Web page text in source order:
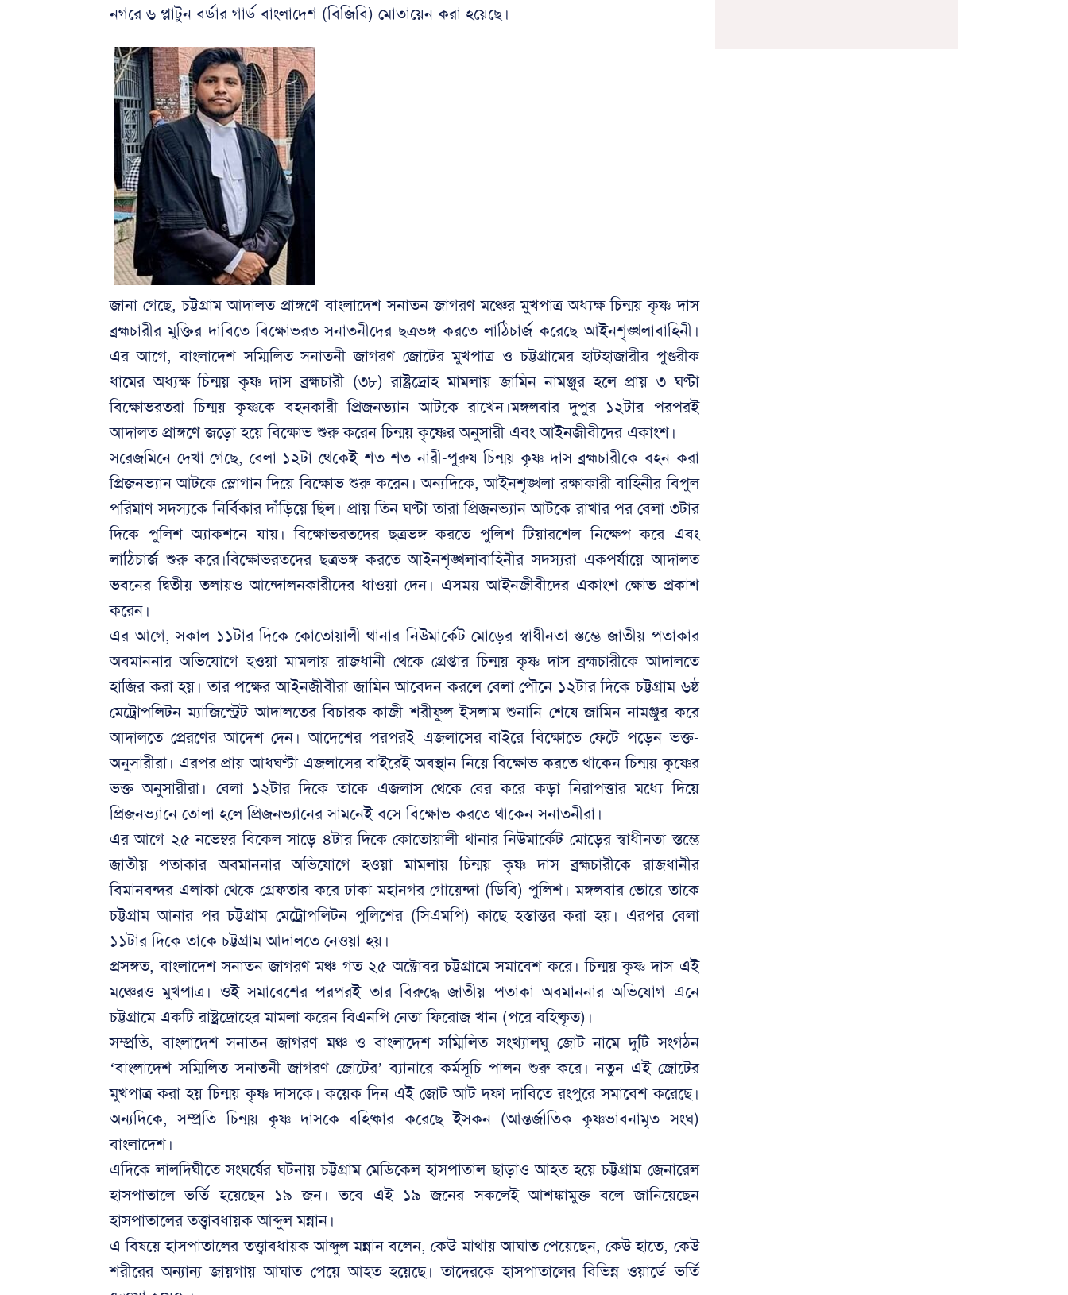
নগরে ৬ প্লাটুন বর্ডার গার্ড বাংলাদেশ (বিজিবি) মোতায়েন করা হয়েছে।
জানা গেছে, চট্টগ্রাম আদালত প্রাঙ্গণে বাংলাদেশ সনাতন জাগরণ মঞ্চের মুখপাত্র অধ্যক্ষ চিন্ময় কৃষ্ণ দাস
ব্রহ্মচারীর মুক্তির দাবিতে বিক্ষোভরত সনাতনীদের ছত্রভঙ্গ করতে লাঠিচার্জ করেছে আইনশৃঙ্খলাবাহিনী।
এর আগে, বাংলাদেশ সম্মিলিত সনাতনী জাগরণ জোটের মুখপাত্র ও চট্টগ্রামের হাটহাজারীর পুণ্ডরীক
ধামের অধ্যক্ষ চিন্ময় কৃষ্ণ দাস ব্রহ্মচারী (৩৮) রাষ্ট্রদ্রোহ মামলায় জামিন নামঞ্জুর হলে প্রায় ৩ ঘণ্টা
বিক্ষোভরতরা চিন্ময় কৃষ্ণকে বহনকারী প্রিজনভ্যান আটকে রাখেন।মঙ্গলবার দুপুর ১২টার পরপরই
আদালত প্রাঙ্গণে জড়ো হয়ে বিক্ষোভ শুরু করেন চিন্ময় কৃষ্ণের অনুসারী এবং আইনজীবীদের একাংশ।
সরেজমিনে দেখা গেছে, বেলা ১২টা থেকেই শত শত নারী-পুরুষ চিন্ময় কৃষ্ণ দাস ব্রহ্মচারীকে বহন করা
প্রিজনভ্যান আটকে স্লোগান দিয়ে বিক্ষোভ শুরু করেন। অন্যদিকে, আইনশৃঙ্খলা রক্ষাকারী বাহিনীর বিপুল
পরিমাণ সদস্যকে নির্বিকার দাঁড়িয়ে ছিল। প্রায় তিন ঘণ্টা তারা প্রিজনভ্যান আটকে রাখার পর বেলা ৩টার
দিকে পুলিশ অ্যাকশনে যায়। বিক্ষোভরতদের ছত্রভঙ্গ করতে পুলিশ টিয়ারশেল নিক্ষেপ করে এবং
লাঠিচার্জ শুরু করে।বিক্ষোভরতদের ছত্রভঙ্গ করতে আইনশৃঙ্খলাবাহিনীর সদস্যরা একপর্যায়ে আদালত
ভবনের দ্বিতীয় তলায়ও আন্দোলনকারীদের ধাওয়া দেন। এসময় আইনজীবীদের একাংশ ক্ষোভ প্রকাশ
করেন।
এর আগে, সকাল ১১টার দিকে কোতোয়ালী থানার নিউমার্কেট মোড়ের স্বাধীনতা স্তম্ভে জাতীয় পতাকার
অবমাননার অভিযোগে হওয়া মামলায় রাজধানী থেকে গ্রেপ্তার চিন্ময় কৃষ্ণ দাস ব্রহ্মচারীকে আদালতে
হাজির করা হয়। তার পক্ষের আইনজীবীরা জামিন আবেদন করলে বেলা পৌনে ১২টার দিকে চট্টগ্রাম ৬ষ্ঠ
মেট্রোপলিটন ম্যাজিস্ট্রেট আদালতের বিচারক কাজী শরীফুল ইসলাম শুনানি শেষে জামিন নামঞ্জুর করে
আদালতে প্রেরণের আদেশ দেন। আদেশের পরপরই এজলাসের বাইরে বিক্ষোভে ফেটে পড়েন ভক্ত-
অনুসারীরা। এরপর প্রায় আধঘণ্টা এজলাসের বাইরেই অবস্থান নিয়ে বিক্ষোভ করতে থাকেন চিন্ময় কৃষ্ণের
ভক্ত অনুসারীরা। বেলা ১২টার দিকে তাকে এজলাস থেকে বের করে কড়া নিরাপত্তার মধ্যে দিয়ে
প্রিজনভ্যানে তোলা হলে প্রিজনভ্যানের সামনেই বসে বিক্ষোভ করতে থাকেন সনাতনীরা।
এর আগে ২৫ নভেম্বর বিকেল সাড়ে ৪টার দিকে কোতোয়ালী থানার নিউমার্কেট মোড়ের স্বাধীনতা স্তম্ভে
জাতীয় পতাকার অবমাননার অভিযোগে হওয়া মামলায় চিন্ময় কৃষ্ণ দাস ব্রহ্মচারীকে রাজধানীর
বিমানবন্দর এলাকা থেকে গ্রেফতার করে ঢাকা মহানগর গোয়েন্দা (ডিবি) পুলিশ। মঙ্গলবার ভোরে তাকে
চট্টগ্রাম আনার পর চট্টগ্রাম মেট্রোপলিটন পুলিশের (সিএমপি) কাছে হস্তান্তর করা হয়। এরপর বেলা
১১টার দিকে তাকে চট্টগ্রাম আদালতে নেওয়া হয়।
প্রসঙ্গত, বাংলাদেশ সনাতন জাগরণ মঞ্চ গত ২৫ অক্টোবর চট্টগ্রামে সমাবেশ করে। চিন্ময় কৃষ্ণ দাস এই
মঞ্চেরও মুখপাত্র। ওই সমাবেশের পরপরই তার বিরুদ্ধে জাতীয় পতাকা অবমাননার অভিযোগ এনে
চট্টগ্রামে একটি রাষ্ট্রদ্রোহের মামলা করেন বিএনপি নেতা ফিরোজ খান (পরে বহিষ্কৃত)।
সম্প্রতি, বাংলাদেশ সনাতন জাগরণ মঞ্চ ও বাংলাদেশ সম্মিলিত সংখ্যালঘু জোট নামে দুটি সংগঠন
‘বাংলাদেশ সম্মিলিত সনাতনী জাগরণ জোটের’ ব্যানারে কর্মসূচি পালন শুরু করে। নতুন এই জোটের
মুখপাত্র করা হয় চিন্ময় কৃষ্ণ দাসকে। কয়েক দিন এই জোট আট দফা দাবিতে রংপুরে সমাবেশ করেছে।
অন্যদিকে, সম্প্রতি চিন্ময় কৃষ্ণ দাসকে বহিষ্কার করেছে ইসকন (আন্তর্জাতিক কৃষ্ণভাবনামৃত সংঘ)
বাংলাদেশ।
এদিকে লালদিঘীতে সংঘর্ষের ঘটনায় চট্টগ্রাম মেডিকেল হাসপাতাল ছাড়াও আহত হয়ে চট্টগ্রাম জেনারেল
হাসপাতালে ভর্তি হয়েছেন ১৯ জন। তবে এই ১৯ জনের সকলেই আশঙ্কামুক্ত বলে জানিয়েছেন
হাসপাতালের তত্ত্বাবধায়ক আব্দুল মন্নান।
এ বিষয়ে হাসপাতালের তত্ত্বাবধায়ক আব্দুল মন্নান বলেন, কেউ মাথায় আঘাত পেয়েছেন, কেউ হাতে, কেউ
শরীরের অন্যান্য জায়গায় আঘাত পেয়ে আহত হয়েছে। তাদেরকে হাসপাতালের বিভিন্ন ওয়ার্ডে ভর্তি